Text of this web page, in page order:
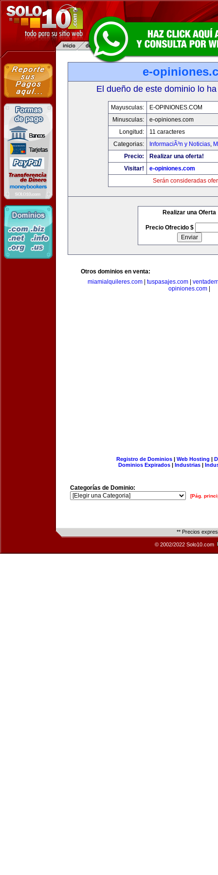
e-
El dueño de este dominio lo
Mayusculas:
E-OPINIONES.COM
Minusculas:
e-opiniones.com
Longitud:
11 caracteres
Categorias:
InformaciÃ³n y Noticias,
Precio:
Realizar una oferta!
Visitar!
e-opiniones.com
Serán consideradas
Realizar una Oferta
Precio Ofrecido $
Otros dominios en venta:
miamialquileres.com
tuspasajes.com
opiniones.com
Registro de Dominios| Web Hosting |
Dominios Expirados | Industrias |
Categorías de Dominio:
[Pág.
** Precios
© 2002/2022 Solo10.com